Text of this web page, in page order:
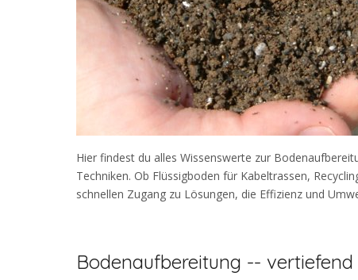
Hier findest du alles Wissenswerte zur
Techniken. Ob Flüssigboden für Kabeltrassen,
schnellen Zugang zu Lösungen, die Effizienz und
Bodenaufbereitung --